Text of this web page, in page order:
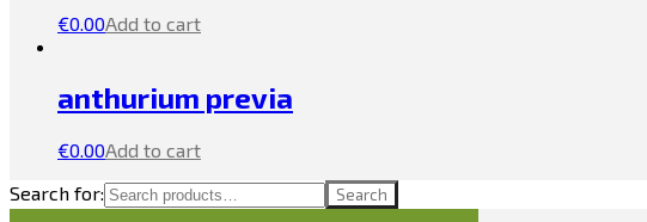
€0.00Add to cart
anthurium previa
€0.00Add to cart
Search for:
Search